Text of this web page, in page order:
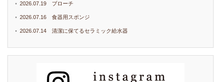
2026.07.19 ブローチ
2026.07.16 食器用スポンジ
2026.07.14 清潔に保てるセラミック給水器